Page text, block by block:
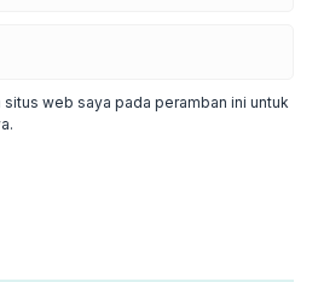
situs web saya pada peramban ini untuk